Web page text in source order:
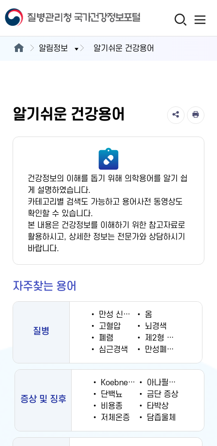
알림정보 알기쉬운 건강용어
알기쉬운 건강용어
건강정보의 이해를 돕기 위해 의학용어를 알기 쉽
게 설명하였습니다.
카테고리별 검색도 가능하고 용어사전 동영상도
확인할 수 있습니다.
본 내용은 건강정보를 이해하기 위한 참고자료로
활용하시고, 상세한 정보는 전문가와 상담하시기
바랍니다.
자주찾는 용어
질병
• 만성 신부전증 •
옴
•
고혈압 •
뇌경색
•
폐렴 •
제2형 당뇨병
•
심근경색 • 만성폐쇄성폐질환
증상 및 징후
• Koebner 현상 •
아나필락시스
•
단백뇨 •
금단 증상
•
비용종 •
타박상
•
저체온증 • 담즙울체